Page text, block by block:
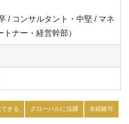
/ コンサルタント・中堅 / マネ
ナー・経営幹部）
きる グローバルに活躍 未経験可